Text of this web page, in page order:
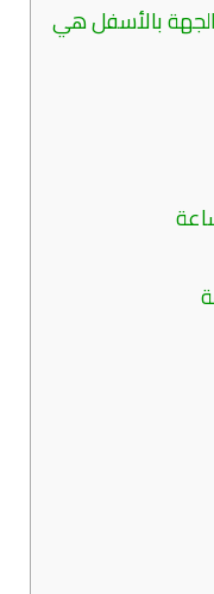
بالأسفل هي